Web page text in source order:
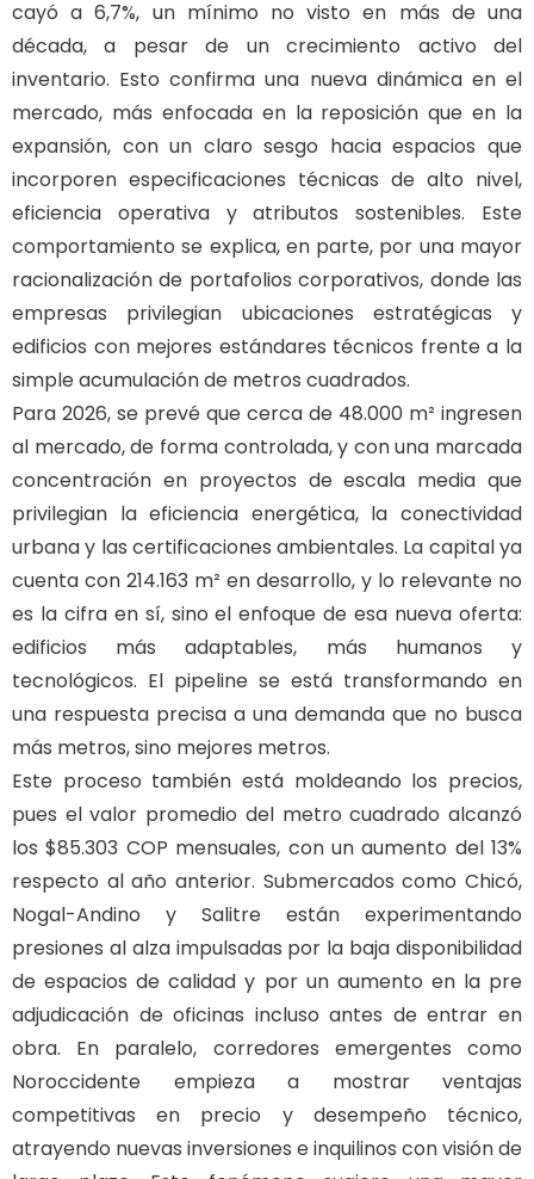
cayó a 6,7%, un mínimo no visto en más de una
década, a pesar de un crecimiento activo del
inventario. Esto confirma una nueva dinámica en el
mercado, más enfocada en la reposición que en la
expansión, con un claro sesgo hacia espacios que
incorporen especificaciones técnicas de alto nivel,
eficiencia operativa y atributos sostenibles. Este
comportamiento se explica, en parte, por una mayor
racionalización de portafolios corporativos, donde las
empresas privilegian ubicaciones estratégicas y
edificios con mejores estándares técnicos frente a la
simple acumulación de metros cuadrados.
Para 2026, se prevé que cerca de 48.000 m² ingresen
al mercado, de forma controlada, y con una marcada
concentración en proyectos de escala media que
privilegian la eficiencia energética, la conectividad
urbana y las certificaciones ambientales. La capital ya
cuenta con 214.163 m² en desarrollo, y lo relevante no
es la cifra en sí, sino el enfoque de esa nueva oferta:
edificios más adaptables, más humanos y
tecnológicos. El pipeline se está transformando en
una respuesta precisa a una demanda que no busca
más metros, sino mejores metros.
Este proceso también está moldeando los precios,
pues el valor promedio del metro cuadrado alcanzó
los $85.303 COP mensuales, con un aumento del 13%
respecto al año anterior. Submercados como Chicó,
Nogal-Andino y Salitre están experimentando
presiones al alza impulsadas por la baja disponibilidad
de espacios de calidad y por un aumento en la pre
adjudicación de oficinas incluso antes de entrar en
obra. En paralelo, corredores emergentes como
Noroccidente empieza a mostrar ventajas
competitivas en precio y desempeño técnico,
atrayendo nuevas inversiones e inquilinos con visión de